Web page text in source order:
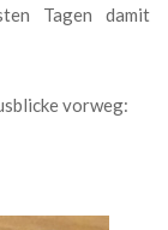
Tagen damit
vorweg: